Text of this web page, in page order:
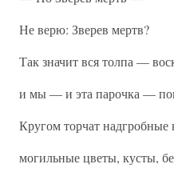
Не верю: Зверев мертв?
Так значит вся толпа —
и мы — и эта парочка —
Кругом торчат надгробные
могильные цветы, кусты,